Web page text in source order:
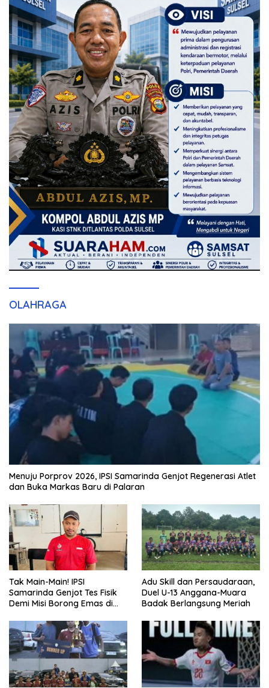
OLAHRAGA
Menuju Porprov 2026, IPSI Samarinda Genjot Regenerasi Atlet
dan Buka Markas Baru di Palaran
Tak Main-Main! IPSI
Samarinda Genjot Tes Fisik
Demi Misi Borong Emas di
Adu Skill dan Persaudaraan,
Duel U-13 Anggana-Muara
Badak Berlangsung Meriah